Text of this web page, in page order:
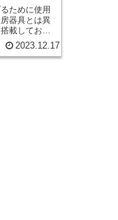
ために使用
器具とは異
載してお
ができま
めることが
2023.12.17